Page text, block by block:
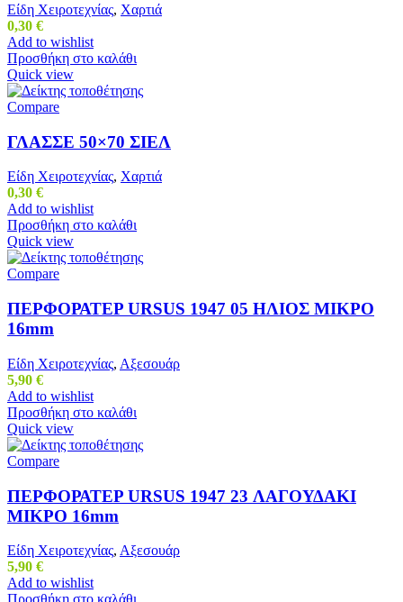
Είδη Χειροτεχνίας, Χαρτιά
0,30 €
Add to wishlist
Προσθήκη στο καλάθι
Quick view
Compare
ΓΛΑΣΣΕ 50×70 ΣΙΕΛ
Είδη Χειροτεχνίας, Χαρτιά
0,30 €
Add to wishlist
Προσθήκη στο καλάθι
Quick view
Compare
ΠΕΡΦΟΡΑΤΕΡ URSUS 1947 05 ΗΛΙΟΣ ΜΙΚΡΟ
16mm
Είδη Χειροτεχνίας, Αξεσουάρ
5,90 €
Add to wishlist
Προσθήκη στο καλάθι
Quick view
Compare
ΠΕΡΦΟΡΑΤΕΡ URSUS 1947 23 ΛΑΓΟΥΔΑΚΙ
ΜΙΚΡΟ 16mm
Είδη Χειροτεχνίας, Αξεσουάρ
5,90 €
Add to wishlist